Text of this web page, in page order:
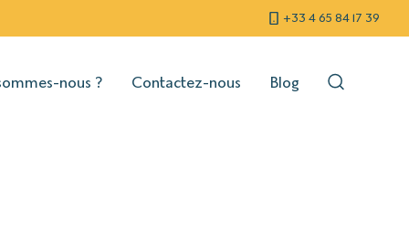
+33 4 65 84 17 39
nous ? Contactez-nous Blog